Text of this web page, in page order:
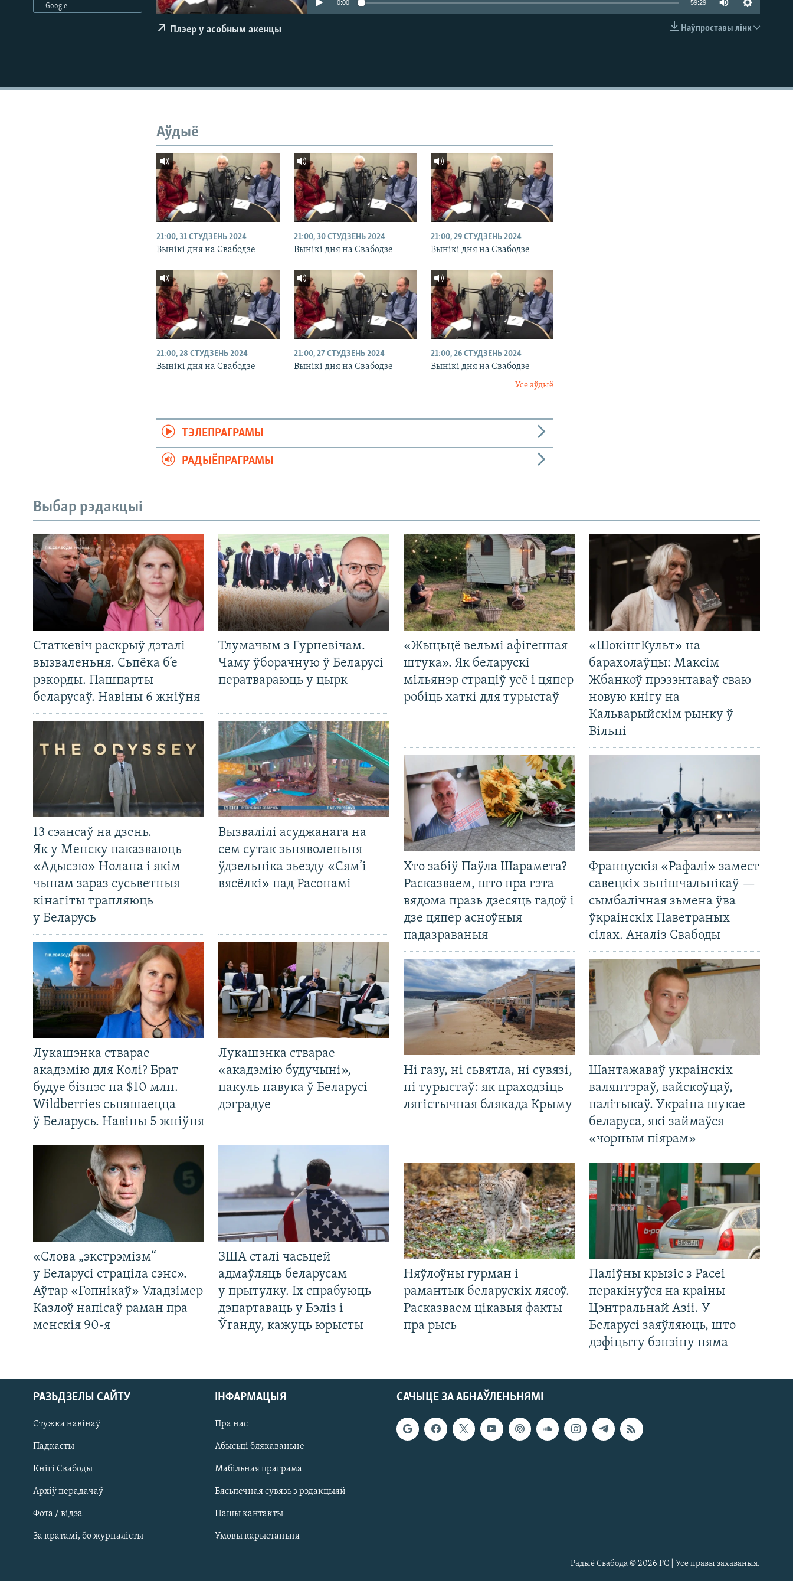
САЧЫЦЕ ЗА АБНАЎЛЕНЬНЯМІ
0:00 59:29
Наўпроставы лінк
Плэер у асобным акенцы
Google
Аўдыё
21:00, 31 СТУДЗЕНЬ 2024
Вынікі дня на Свабодзе
21:00, 30 СТУДЗЕНЬ 2024
Вынікі дня на Свабодзе
21:00, 29 СТУДЗЕНЬ 2024
Вынікі дня на Свабодзе
21:00, 28 СТУДЗЕНЬ 2024
Вынікі дня на Свабодзе
21:00, 27 СТУДЗЕНЬ 2024
Вынікі дня на Свабодзе
21:00, 26 СТУДЗЕНЬ 2024
Вынікі дня на Свабодзе
Усе аўдыё
ТЭЛЕПРАГРАМЫ
РАДЫЁПРАГРАМЫ
Выбар рэдакцыі
Статкевіч раскрыў дэталі
вызваленьня. Сьпёка б’е
рэкорды. Пашпарты
беларусаў. Навіны 6 жніўня
Тлумачым з Гурневічам.
Чаму ўборачную ў Беларусі
ператвараюць у цырк
13 сэансаў на дзень.
Як у Менску паказваюць
«Адысэю» Нолана і якім
чынам зараз сусьветныя
кінагіты трапляюць
у Беларусь
Вызвалілі асуджанага на
сем сутак зьняволеньня
ўдзельніка зьезду «Сям’і
вясёлкі» пад Расонамі
Лукашэнка стварае
акадэмію для Колі? Брат
будуе бізнэс на $10 млн.
Wildberries сьпяшаецца
ў Беларусь. Навіны 5 жніўня
Лукашэнка стварае
«акадэмію будучыні»,
пакуль навука ў Беларусі
дэградуе
«Слова „экстрэмізм“
у Беларусі страціла сэнс».
Аўтар «Гопнікаў» Уладзімер
Казлоў напісаў раман пра
менскія 90-я
ЗША сталі часьцей
адмаўляць беларусам
у прытулку. Іх спрабуюць
дэпартаваць у Бэліз і
Ўганду, кажуць юрысты
«Жыцьцё вельмі афігенная
штука». Як беларускі
мільянэр страціў усё і цяпер
робіць хаткі для турыстаў
«ШокінгКульт» на
барахолаўцы: Максім
Жбанкоў прэзэнтаваў сваю
новую кнігу на
Кальварыйскім рынку ў
Вільні
Хто забіў Паўла Шарамета?
Расказваем, што пра гэта
вядома празь дзесяць гадоў і
дзе цяпер асноўныя
падазраваныя
Францускія «Рафалі» замест
савецкіх зьнішчальнікаў —
сымбалічная зьмена ўва
ўкраінскіх Паветраных
сілах. Аналіз Свабоды
Ні газу, ні сьвятла, ні сувязі,
ні турыстаў: як праходзіць
лягістычная блякада Крыму
Шантажаваў украінскіх
валянтэраў, вайскоўцаў,
палітыкаў. Украіна шукае
беларуса, які займаўся
«чорным піярам»
Няўлоўны гурман і
рамантык беларускіх лясоў.
Расказваем цікавыя факты
пра рысь
Паліўны крызіс з Расеі
перакінуўся на краіны
Цэнтральнай Азіі. У
Беларусі заяўляюць, што
дэфіцыту бэнзіну няма
САЧЫЦЕ ЗА АБНАЎЛЕНЬНЯМІ
РАЗЬДЗЕЛЫ САЙТУ
Стужка навінаў
Падкасты
Кнігі Свабоды
Архіў перадачаў
Фота / відэа
За кратамі, бо журналісты
ІНФАРМАЦЫЯ
Пра нас
Абысьці блякаваньне
Мабільная праграма
Бясьпечная сувязь з рэдакцыяй
Нашы кантакты
Умовы карыстаньня
Радыё Свабода © 2026 РС | Усе правы захаваныя.